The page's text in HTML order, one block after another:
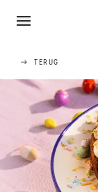
TERUG